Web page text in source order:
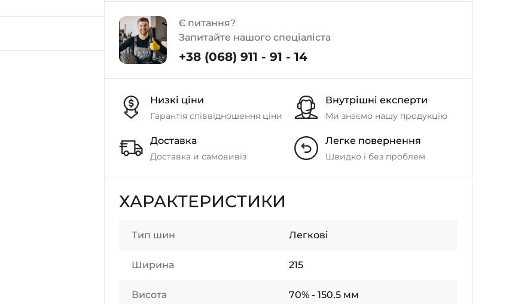
Є питання?
Запитайте нашого спеціаліста
+38 (068) 911 - 91 - 14
Низкі ціни
Гарантія співвідношення ціни
Внутрішні експерти
Ми знаємо нашу продукцію
Доставка
Доставка и самовивіз
Легке повернення
Швидко і без проблем
ХАРАКТЕРИСТИКИ
Тип шин Легкові
Ширина 215
Висота 70% - 150.5 мм